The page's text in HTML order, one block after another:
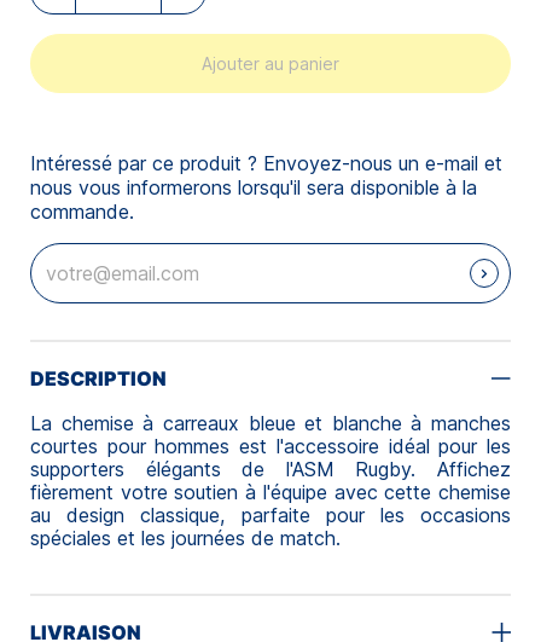
Ajouter au panier
Intéressé par ce produit ? Envoyez-nous un e-mail et
nous vous informerons lorsqu'il sera disponible à la
commande.
DESCRIPTION
La chemise à carreaux bleue et blanche à manches
courtes pour hommes est l'accessoire idéal pour les
supporters élégants de l'ASM Rugby. Affichez
fièrement votre soutien à l'équipe avec cette chemise
au design classique, parfaite pour les occasions
spéciales et les journées de match.
LIVRAISON